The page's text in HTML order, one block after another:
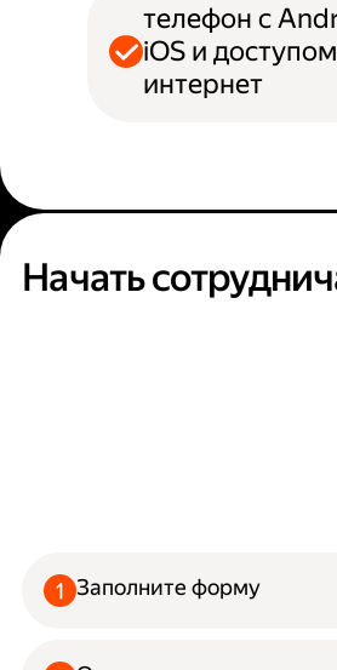
телефон с
iOS и
интернет
Начать
Заполните форму